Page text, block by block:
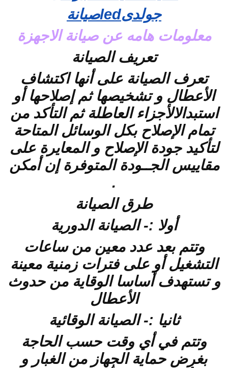
جولدىledصيانة
معلومات هامه عن صيانة الاجهزة
تعريف الصيانة
تعرف الصيانة على أنها اكتشاف
الأعطال و تشخيصها ثم إصلاحها أو
استبدالالأجزاء العاطلة ثم التأكد من
تمام الإصلاح بكل الوسائل المتاحة
لتأكيد جودة الإصلاح و المعايرة على
مقاييس الجــودة المتوفرة إن أمكن
.
طرق الصيانة
أولا :- الصيانة الدورية
وتتم بعد عدد معين من ساعات
التشغيل أو على فترات زمنية معينة
و تستهدف أساسا الوقاية من حدوث
الأعطال
ثانيا :- الصيانة الوقائية
وتتم في أي وقت حسب الحاجة
بغرض حماية الجهاز من الغبار و